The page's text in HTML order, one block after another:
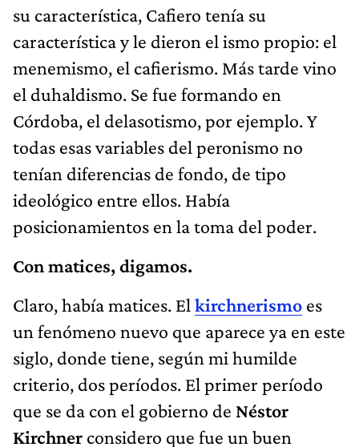
su característica, Cafiero tenía su
característica y le dieron el ismo propio: el
menemismo, el cafierismo. Más tarde vino
el duhaldismo. Se fue formando en
Córdoba, el delasotismo, por ejemplo. Y
todas esas variables del peronismo no
tenían diferencias de fondo, de tipo
ideológico entre ellos. Había
posicionamientos en la toma del poder.
Con matices, digamos.
Claro, había matices. El kirchnerismo es
un fenómeno nuevo que aparece ya en este
siglo, donde tiene, según mi humilde
criterio, dos períodos. El primer período
que se da con el gobierno de Néstor
Kirchner considero que fue un buen